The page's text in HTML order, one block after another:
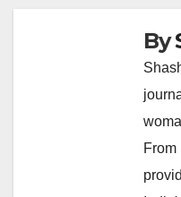
By
From